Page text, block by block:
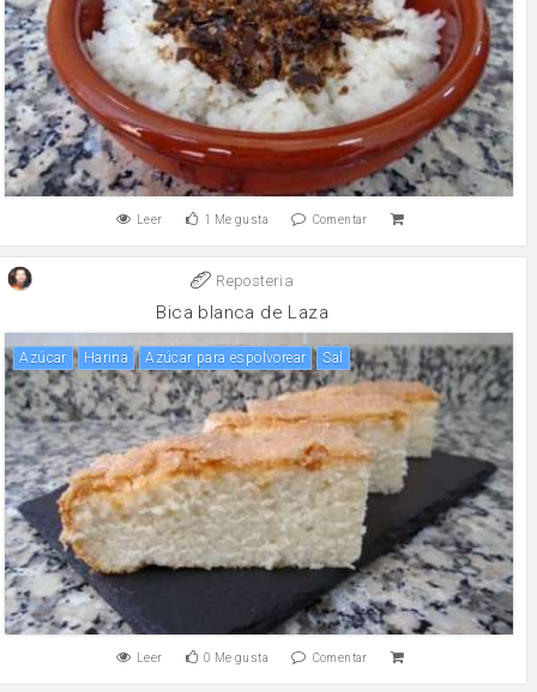
Leer 1 Me gusta Comentar
Reposteria
Bica blanca de Laza
Azúcar harina Azúcar para espolvorear sal
Leer 0 Me gusta Comentar